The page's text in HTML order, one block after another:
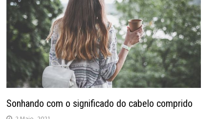
Sonhando com o significado do cabelo comprido